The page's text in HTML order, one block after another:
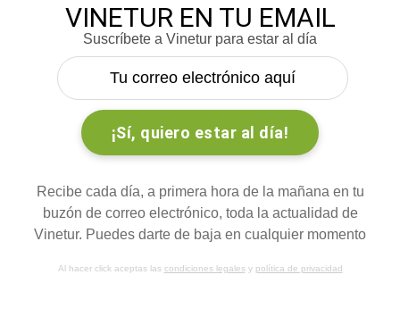
VINETUR EN TU EMAIL
Suscríbete a Vinetur para estar al día
Recibe cada día, a primera hora de la mañana en tu
buzón de correo electrónico, toda la actualidad de
Vinetur. Puedes darte de baja en cualquier momento
Al hacer click aceptas las condiciones legalesy política de privacidad